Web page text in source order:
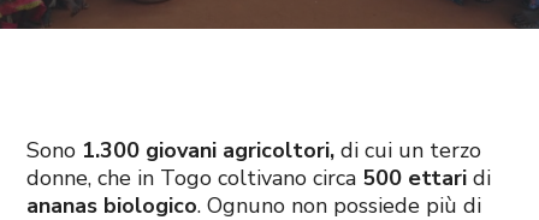
Sono 1.300 giovani agricoltori, di cui un terzo
donne, che in Togo coltivano circa 500 ettaridi
ananas biologico. Ognuno non possiede più di